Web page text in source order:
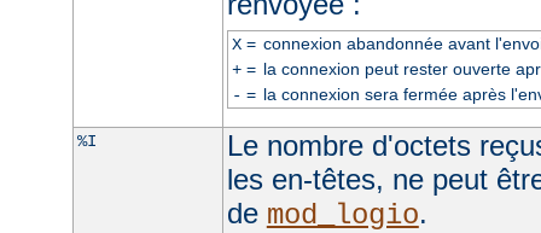
X= connexion abandonnée avant
+= la connexion peut rester ouverte
- = la connexion sera fermée après
%I
Le nombre d'octets
les en-têtes, ne peut
de mod_logio.